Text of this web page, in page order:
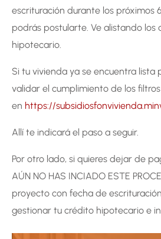
escrituración durante los próximos
podrás postularte. Ve alistando
hipotecario.
Si tu vivienda ya se encuentra
validar el cumplimiento de los
en https://
Allí te indicará el paso a seguir.
Por otro lado, si quieres dejar de
AÚN NO HAS INCIADO ESTE
proyecto con fecha de
gestionar tu crédito hipotecario e